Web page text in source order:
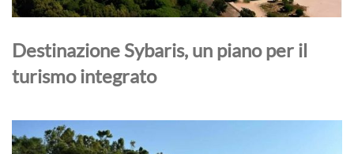
Destinazione Sybaris, un piano per il
turismo integrato